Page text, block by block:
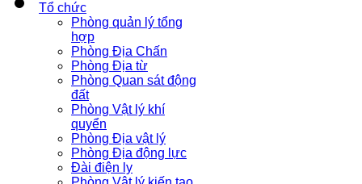
Tổ chức
Phòng quản lý tổng
hợp
Phòng Địa Chấn
Phòng Địa từ
Phòng Quan sát động
đất
Phòng Vật lý khí
quyển
Phòng Địa vật lý
Phòng Địa động lực
Đài điện ly